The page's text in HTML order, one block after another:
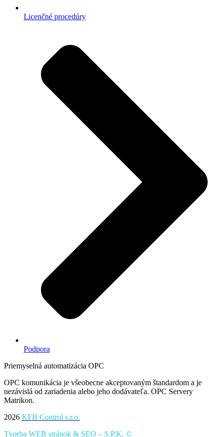
Licenčné procedúry
Podpora
Priemyselná automatizácia OPC
OPC komunikácia je všeobecne akceptovaným štandardom a je
nezávislá od zariadenia alebo jeho dodávateľa. OPC Servery
Matrikon.
2026 KFB Control s.r.o.
Tvorba WEB stránok & SEO – S.P.K. ©